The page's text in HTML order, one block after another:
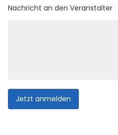
Nachricht an den Veranstalter
Jetzt anmelden